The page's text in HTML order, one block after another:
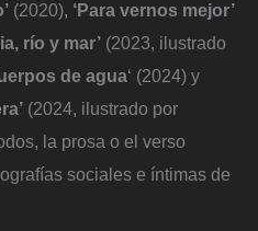
(2020), ‘Para vernos mejor’
río y mar’ (2023, ilustrado
de agua‘ (2024) y
(2024, ilustrado por
la prosa o el verso
sociales e íntimas de